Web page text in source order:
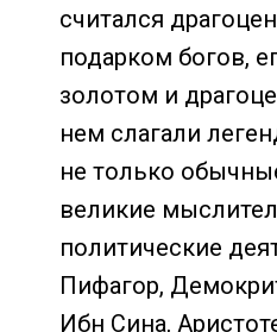
считался
подарком богов,
золотом и
нем слагали
не только
великие
политические
Пифагор,
Ибн Сина,